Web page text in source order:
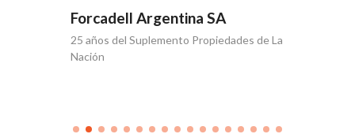
Forcadell Argentina SA
25 años del Suplemento Propiedades de La
Nación